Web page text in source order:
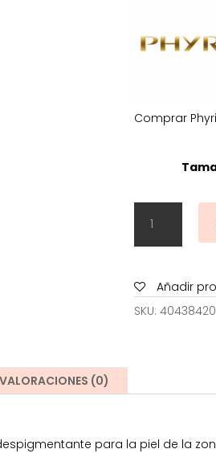
Comprar
Milky
Tonic
ml
cantidad
Añadir
SKU:
VALORACIONES (0)
para la piel de la